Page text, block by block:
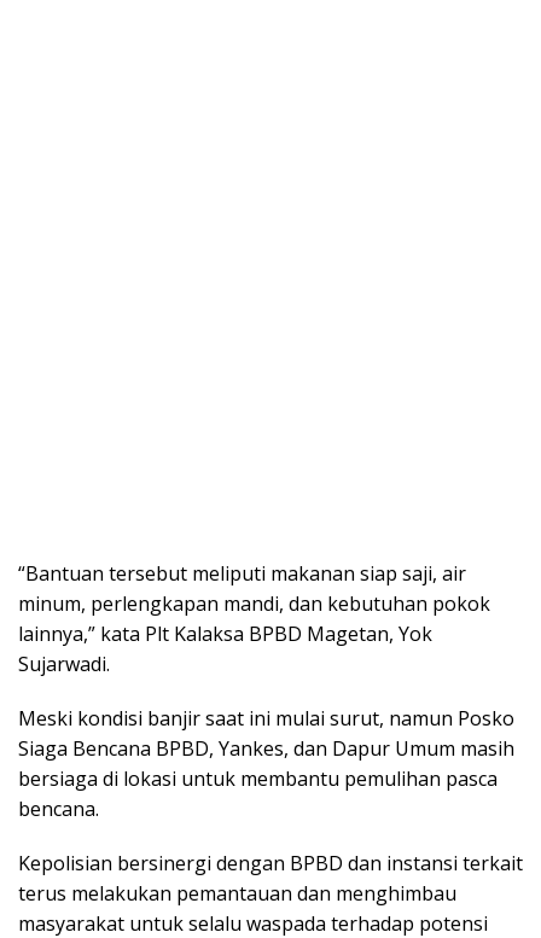
“Bantuan tersebut meliputi makanan siap saji, air
minum, perlengkapan mandi, dan kebutuhan pokok
lainnya,” kata Plt Kalaksa BPBD Magetan, Yok
Sujarwadi.
Meski kondisi banjir saat ini mulai surut, namun Posko
Siaga Bencana BPBD, Yankes, dan Dapur Umum masih
bersiaga di lokasi untuk membantu pemulihan pasca
bencana.
Kepolisian bersinergi dengan BPBD dan instansi terkait
terus melakukan pemantauan dan menghimbau
masyarakat untuk selalu waspada terhadap potensi